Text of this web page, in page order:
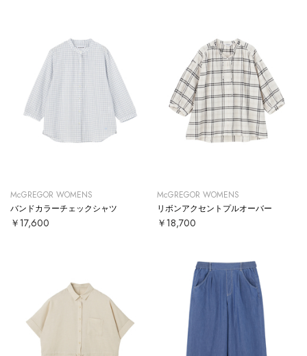
McGREGOR WOMENS
バンドカラーチェックシャツ
￥17,600
McGREGOR WOMENS
リボンアクセントプルオーバー
￥18,700